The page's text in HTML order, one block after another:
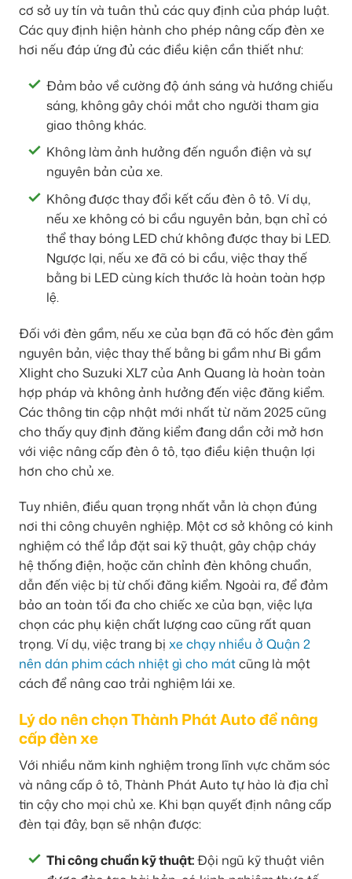
cơ sở uy tín và tuân thủ các quy định của pháp luật.
Các quy định hiện hành cho phép nâng cấp đèn xe
hơi nếu đáp ứng đủ các điều kiện cần thiết như:
Đảm bảo về cường độ ánh sáng và hướng chiếu
sáng, không gây chói mắt cho người tham gia
giao thông khác.
Không làm ảnh hưởng đến nguồn điện và sự
nguyên bản của xe.
Không được thay đổi kết cấu đèn ô tô. Ví dụ,
nếu xe không có bi cầu nguyên bản, bạn chỉ có
thể thay bóng LED chứ không được thay bi LED.
Ngược lại, nếu xe đã có bi cầu, việc thay thế
bằng bi LED cùng kích thước là hoàn toàn hợp
lệ.
Đối với đèn gầm, nếu xe của bạn đã có hốc đèn gầm
nguyên bản, việc thay thế bằng bi gầm như Bi gầm
Xlight cho Suzuki XL7 của Anh Quang là hoàn toàn
hợp pháp và không ảnh hưởng đến việc đăng kiểm.
Các thông tin cập nhật mới nhất từ năm 2025 cũng
cho thấy quy định đăng kiểm đang dần cởi mở hơn
với việc nâng cấp đèn ô tô, tạo điều kiện thuận lợi
hơn cho chủ xe.
Tuy nhiên, điều quan trọng nhất vẫn là chọn đúng
nơi thi công chuyên nghiệp. Một cơ sở không có kinh
nghiệm có thể lắp đặt sai kỹ thuật, gây chập cháy
hệ thống điện, hoặc căn chỉnh đèn không chuẩn,
dẫn đến việc bị từ chối đăng kiểm. Ngoài ra, để đảm
bảo an toàn tối đa cho chiếc xe của bạn, việc lựa
chọn các phụ kiện chất lượng cao cũng rất quan
trọng. Ví dụ, việc trang bị xe chạy nhiều ở Quận 2
nên dán phim cách nhiệt gì cho mátcũng là một
cách để nâng cao trải nghiệm lái xe.
Lý do nên chọn Thành Phát Auto để nâng
cấp đèn xe
Với nhiều năm kinh nghiệm trong lĩnh vực chăm sóc
và nâng cấp ô tô, Thành Phát Auto tự hào là địa chỉ
tin cậy cho mọi chủ xe. Khi bạn quyết định nâng cấp
đèn tại đây, bạn sẽ nhận được:
Thi công chuẩn kỹ thuật:Đội ngũ kỹ thuật viên